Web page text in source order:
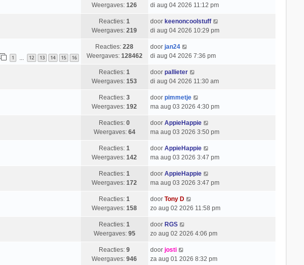
Weergaves:126
di aug 04 2026 11:12 pm
Reacties:1
Weergaves:219
door keenoncoolstuff
di aug 04 2026 10:29 pm
1 12 13 14 15 16
Reacties:228
Weergaves: 128462
door jan24
di aug 04 2026 7:36 pm
Reacties:1
Weergaves:153
door pallieter
di aug 04 2026 11:30 am
Reacties:3
Weergaves:192
door pimmetje
ma aug 03 2026 4:30 pm
Reacties:0
Weergaves: 64
door AppieHappie
ma aug 03 2026 3:50 pm
Reacties:1
Weergaves:142
door AppieHappie
ma aug 03 2026 3:47 pm
Reacties:1
Weergaves:172
door AppieHappie
ma aug 03 2026 3:47 pm
Reacties:1
Weergaves:158
door Tony D
zo aug 02 2026 11:58 pm
Reacties:1
Weergaves: 95
door RGS
zo aug 02 2026 4:06 pm
Reacties:9
Weergaves:946
door josti
za aug 01 2026 8:32 pm